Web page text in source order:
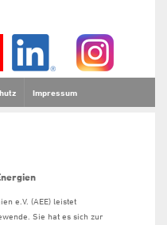
Impressum
e.V. (AEE) leistet
Sie hat es sich zur